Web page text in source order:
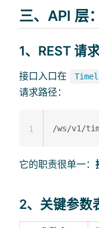
三、API 层
1、REST 请
接口入口在
请求路径：
1
它的职责很单一：
2、关键参数